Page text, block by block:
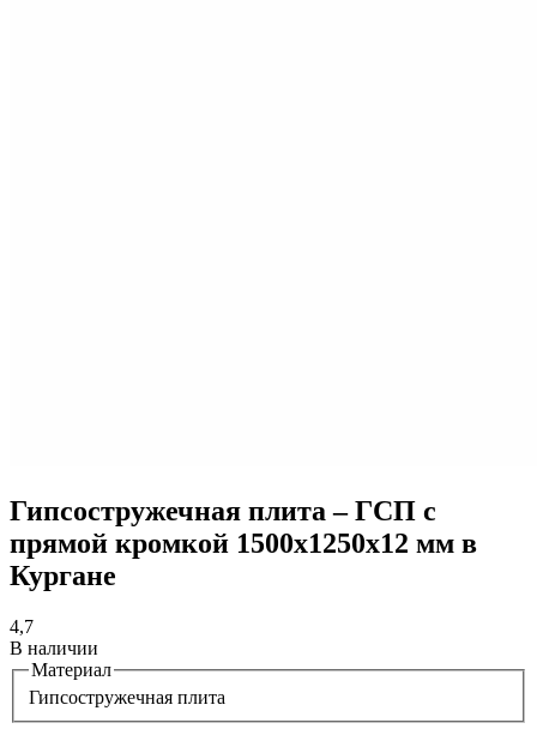
Гипсостружечная плита – ГСП с
прямой кромкой 1500х1250х12 мм в
Кургане
4,7
В наличии
Материал
Гипсостружечная плита